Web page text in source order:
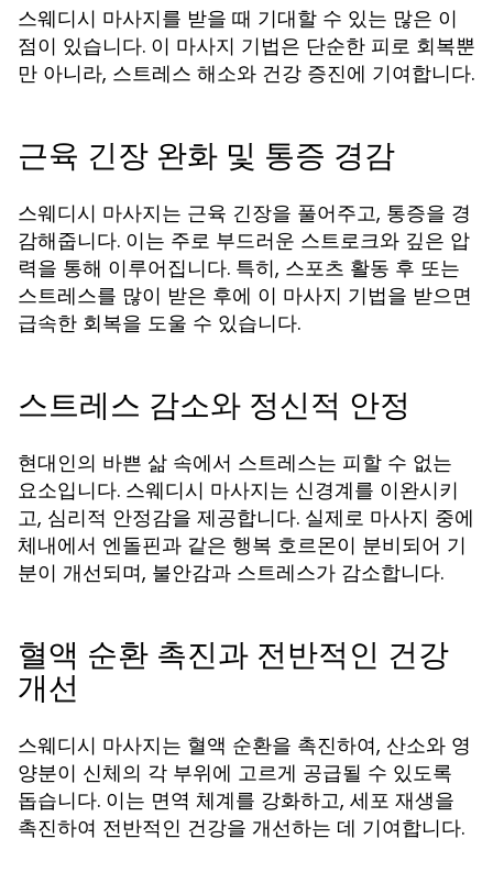
스웨디시 마사지를 받을 때 기대할 수 있는 많은 이
점이 있습니다. 이 마사지 기법은 단순한 피로 회복뿐
만 아니라, 스트레스 해소와 건강 증진에 기여합니다.
근육 긴장 완화 및 통증 경감
스웨디시 마사지는 근육 긴장을 풀어주고, 통증을 경
감해줍니다. 이는 주로 부드러운 스트로크와 깊은 압
력을 통해 이루어집니다. 특히, 스포츠 활동 후 또는
스트레스를 많이 받은 후에 이 마사지 기법을 받으면
급속한 회복을 도울 수 있습니다.
스트레스 감소와 정신적 안정
현대인의 바쁜 삶 속에서 스트레스는 피할 수 없는
요소입니다. 스웨디시 마사지는 신경계를 이완시키
고, 심리적 안정감을 제공합니다. 실제로 마사지 중에
체내에서 엔돌핀과 같은 행복 호르몬이 분비되어 기
분이 개선되며, 불안감과 스트레스가 감소합니다.
혈액 순환 촉진과 전반적인 건강
개선
스웨디시 마사지는 혈액 순환을 촉진하여, 산소와 영
양분이 신체의 각 부위에 고르게 공급될 수 있도록
돕습니다. 이는 면역 체계를 강화하고, 세포 재생을
촉진하여 전반적인 건강을 개선하는 데 기여합니다.